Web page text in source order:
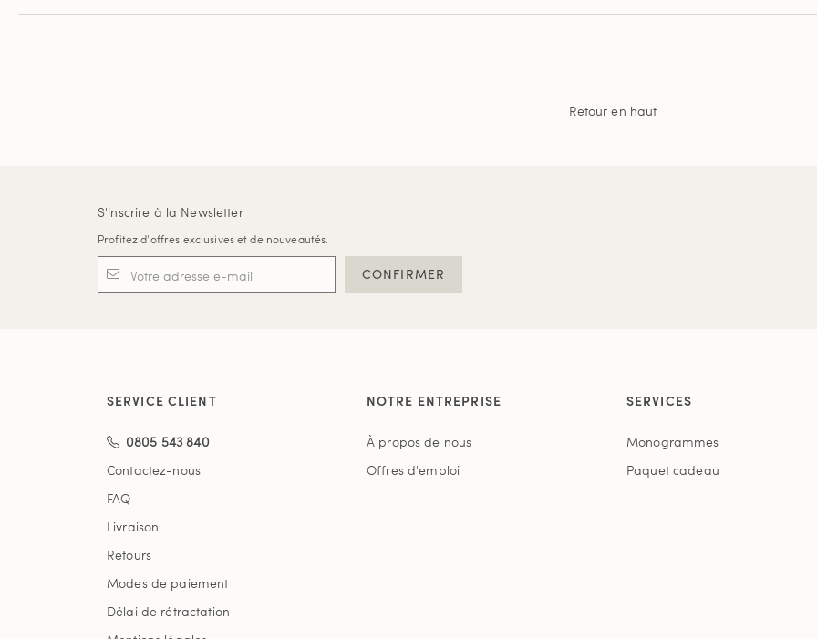
Retour en haut
S'inscrire à la Newsletter
Profitez d'offres exclusives et de nouveautés.
CONFIRMER
SERVICE CLIENT
0805 543 840
Contactez-nous
FAQ
Livraison
Retours
Modes de paiement
Délai de rétractation
NOTRE ENTREPRISE
À propos de nous
Offres d'emploi
SERVICES
Monogrammes
Paquet cadeau